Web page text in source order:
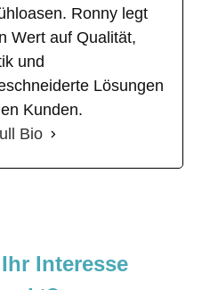
Ronny legt
Wert auf Qualität,
und
Lösungen
Kunden.
Bio
Interesse